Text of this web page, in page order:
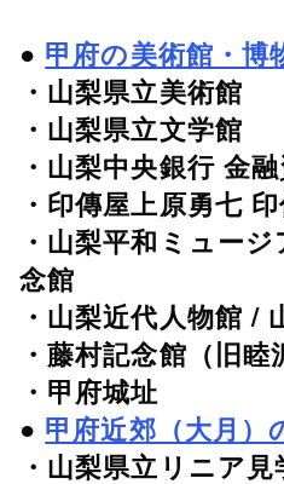
● 甲府の美術館・博
・山梨県立美術館
・山梨県立文学館
・山梨中央銀行 金
・印傳屋上原勇七
・山梨平和ミュー
念館
・山梨近代人物館 /
・藤村記念館（旧睦
・甲府城址
● 甲府近郊（大月）
・山梨県立リニア